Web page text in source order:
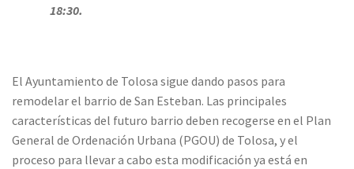
18:30.
El Ayuntamiento de Tolosa sigue dando pasos para
remodelar el barrio de San Esteban. Las principales
características del futuro barrio deben recogerse en el Plan
General de Ordenación Urbana (PGOU) de Tolosa, y el
proceso para llevar a cabo esta modificación ya está en